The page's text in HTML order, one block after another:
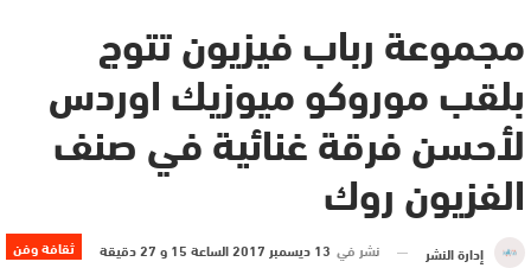
مجموعة رباب فيزيون تتوج
بلقب موروكو ميوزيك اوردس
لأحسن فرقة غنائية في صنف
الفزيون روك
ثقافة وفن إدارة النشر نشر في 13 ديسمبر 2017 الساعة 15 و 27 دقيقة